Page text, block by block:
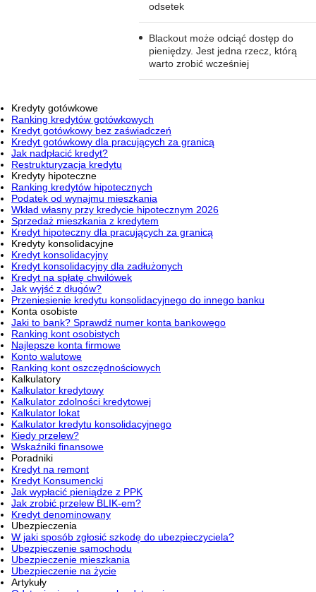
odsetek
Blackout może odciąć dostęp do
pieniędzy. Jest jedna rzecz, którą
warto zrobić wcześniej
Kredyty gotówkowe
Ranking kredytów gotówkowych
Kredyt gotówkowy bez zaświadczeń
Kredyt gotówkowy dla pracujących za granicą
Jak nadpłacić kredyt?
Restrukturyzacja kredytu
Kredyty hipoteczne
Ranking kredytów hipotecznych
Podatek od wynajmu mieszkania
Wkład własny przy kredycie hipotecznym 2026
Sprzedaż mieszkania z kredytem
Kredyt hipoteczny dla pracujących za granicą
Kredyty konsolidacyjne
Kredyt konsolidacyjny
Kredyt konsolidacyjny dla zadłużonych
Kredyt na spłatę chwilówek
Jak wyjść z długów?
Przeniesienie kredytu konsolidacyjnego do innego banku
Konta osobiste
Jaki to bank? Sprawdź numer konta bankowego
Ranking kont osobistych
Najlepsze konta firmowe
Konto walutowe
Ranking kont oszczędnościowych
Kalkulatory
Kalkulator kredytowy
Kalkulator zdolności kredytowej
Kalkulator lokat
Kalkulator kredytu konsolidacyjnego
Kiedy przelew?
Wskaźniki finansowe
Poradniki
Kredyt na remont
Kredyt Konsumencki
Jak wypłacić pieniądze z PPK
Jak zrobić przelew BLIK-em?
Kredyt denominowany
Ubezpieczenia
W jaki sposób zgłosić szkodę do ubezpieczyciela?
Ubezpieczenie samochodu
Ubezpieczenie mieszkania
Ubezpieczenie na życie
Artykuły